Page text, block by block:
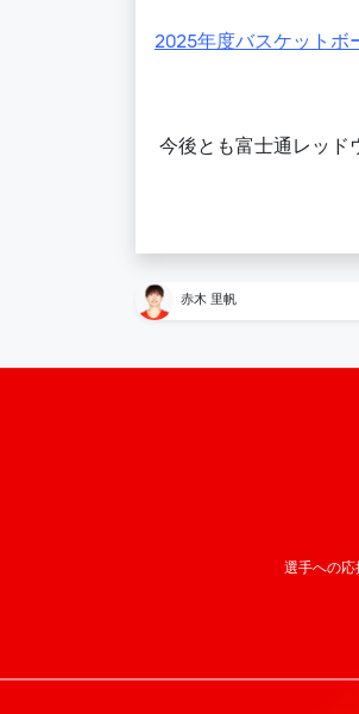
2025年度バスケット
今後とも富士通レッド
赤木 里帆
選手への応